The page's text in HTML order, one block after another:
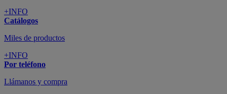
+INFO
Catálogos
Miles de productos
+INFO
Por teléfono
Llámanos y compra